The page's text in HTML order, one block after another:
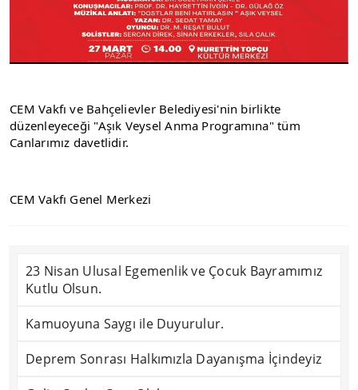
CEM Vakfı ve Bahçelievler Belediyesi'nin birlikte
düzenleyeceği "Aşık Veysel Anma Programına" tüm
Canlarımız davetlidir.
CEM Vakfı Genel Merkezi
23 Nisan Ulusal Egemenlik ve Çocuk Bayramımız
Kutlu Olsun.
Kamuoyuna Saygı ile Duyurulur.
Deprem Sonrası Halkımızla Dayanışma İçindeyiz